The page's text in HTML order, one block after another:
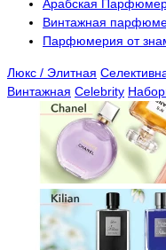
Арабская
Винтажная
Парфюмерия от
Люкс / Элитная
Винтажная Celebrity